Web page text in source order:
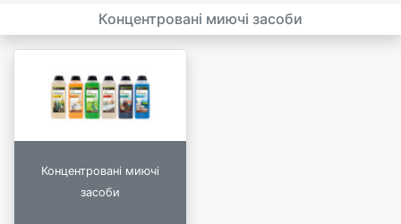
Концентровані миючі засоби
Концентровані миючі
засоби